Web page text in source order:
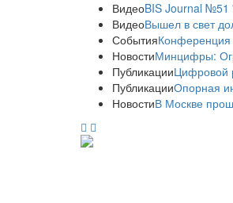
ВидеоBIS Journal №51
ВидеоВышел в свет
СобытияКонференция
НовостиМинцифры:
ПубликацииЦифровой
ПубликацииОпорная
НовостиВ Москве